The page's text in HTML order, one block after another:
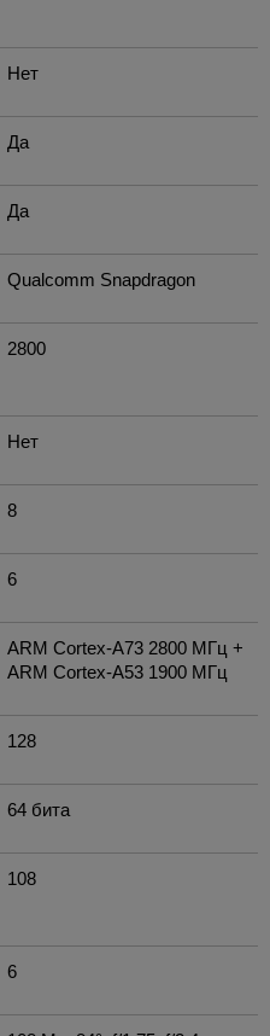
Нет
Да
Да
Qualcomm Snapdragon
2800
Нет
8
6
ARM Cortex-A73 2800 МГц +
ARM Cortex-A53 1900 МГц
128
64 бита
108
6